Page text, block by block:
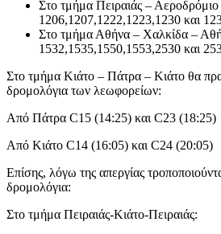
Στο τμήμα Πειραιάς – Αεροδρόμιο
1206,1207,1222,1223,1230 και
Στο τμήμα Αθήνα – Χαλκίδα –
1532,1535,1550,1553,2530 και
Στο τμήμα Κιάτο – Πάτρα – Κιάτο θα
δρομολόγια των λεωφορείων:
Από Πάτρα C15 (14:25) και C23 (18:25)
Από Κιάτο C14 (16:05) και C24 (20:05)
Επίσης, λόγω της απεργίας
δρομολόγια:
Στο τμήμα Πειραιάς-Κιάτο-Πειραιάς: